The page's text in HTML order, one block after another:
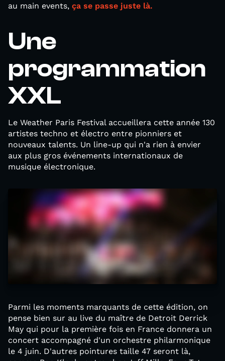
au main events, ça se passe juste là.
Une
programmation
XXL
Le Weather Paris Festival accueillera cette année 130
artistes techno et électro entre pionniers et
nouveaux talents. Un line-up qui n'a rien à envier
aux plus gros événements internationaux de
musique électronique.
Parmi les moments marquants de cette édition, on
pense bien sur au live du maître de Detroit Derrick
May qui pour la première fois en France donnera un
concert accompagné d'un orchestre philarmonique
le 4 juin. D'autres pointures taille 47 seront là,